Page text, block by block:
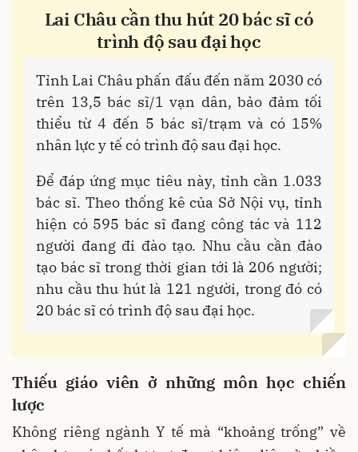
Lai Châu cần thu hút 20 bác sĩ có
trình độ sau đại học
Tỉnh Lai Châu phấn đấu đến năm 2030 có
trên 13,5 bác sĩ/1 vạn dân, bảo đảm tối
thiểu từ 4 đến 5 bác sĩ/trạm và có 15%
nhân lực y tế có trình độ sau đại học.
Để đáp ứng mục tiêu này, tỉnh cần 1.033
bác sĩ. Theo thống kê của Sở Nội vụ, tỉnh
hiện có 595 bác sĩ đang công tác và 112
người đang đi đào tạo. Nhu cầu cần đào
tạo bác sĩ trong thời gian tới là 206 người;
nhu cầu thu hút là 121 người, trong đó có
20 bác sĩ có trình độ sau đại học.
Thiếu giáo viên ở những môn học chiến
lược
Không riêng ngành Y tế mà “khoảng trống” về